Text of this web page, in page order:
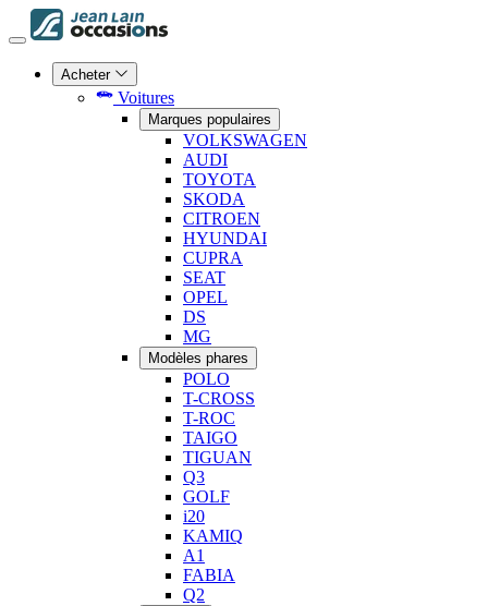
Acheter
Voitures
Marques populaires
VOLKSWAGEN
AUDI
TOYOTA
SKODA
CITROEN
HYUNDAI
CUPRA
SEAT
OPEL
DS
MG
Modèles phares
POLO
T-CROSS
T-ROC
TAIGO
TIGUAN
Q3
GOLF
i20
KAMIQ
A1
FABIA
Q2